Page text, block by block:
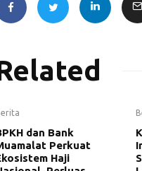
dan Bank
Perkuat
Haji